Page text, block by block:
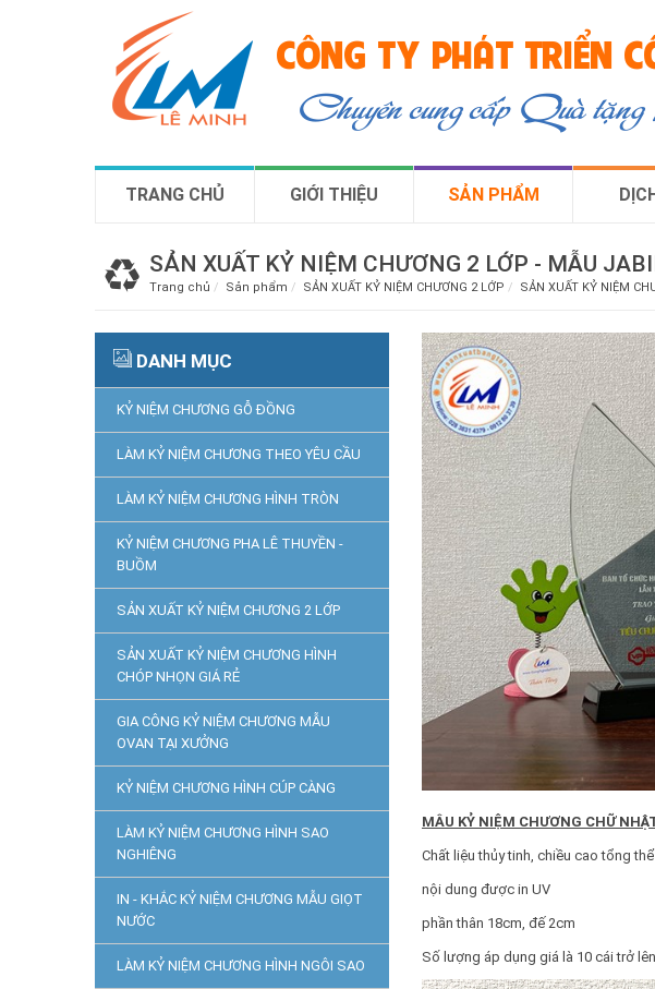
CÔNG TY PHÁT TRIỂN
Chuyên cung cấp Quà
TRANG CHỦ GIỚI THIỆU SẢN PHẨM
SẢN XUẤT KỶ NIỆM CHƯƠNG 2 LỚP - MẪU
Trang chủ Sản phẩm SẢN XUẤT KỶ NIỆM CHƯƠNG 2 LỚP SẢN XUẤT KỶ NIỆM
DANH MỤC
KỶ NIỆM CHƯƠNG GỖ ĐỒNG
LÀM KỶ NIỆM CHƯƠNG THEO YÊU CẦU
LÀM KỶ NIỆM CHƯƠNG HÌNH TRÒN
KỶ NIỆM CHƯƠNG PHA LÊ THUYỀN -
BUỒM
SẢN XUẤT KỶ NIỆM CHƯƠNG 2 LỚP
SẢN XUẤT KỶ NIỆM CHƯƠNG HÌNH
CHÓP NHỌN GIÁ RẺ
GIA CÔNG KỶ NIỆM CHƯƠNG MẪU
OVAN TẠI XƯỞNG
KỶ NIỆM CHƯƠNG HÌNH CÚP CÀNG
LÀM KỶ NIỆM CHƯƠNG HÌNH SAO
NGHIÊNG
IN - KHẮC KỶ NIỆM CHƯƠNG MẪU GIỌT
NƯỚC
LÀM KỶ NIỆM CHƯƠNG HÌNH NGÔI SAO
MÂU KỶ NIỆM CHƯƠNG CHỮ
Chất liệu thủy tinh, chiều cao tổng
nội dung được in UV
phần thân 18cm, đế 2cm
Số lượng áp dụng giá là 10 cái trở